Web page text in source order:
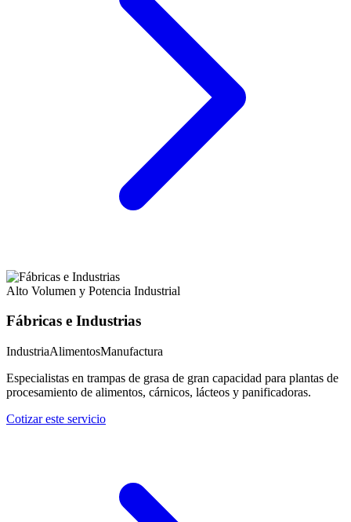
Alto Volumen y Potencia Industrial
Fábricas e Industrias
IndustriaAlimentosManufactura
Especialistas en trampas de grasa de gran capacidad para plantas de
procesamiento de alimentos, cárnicos, lácteos y panificadoras.
Cotizar este servicio